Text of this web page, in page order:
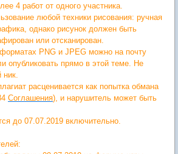
4 работ от одного участника.
любой техники рисования: ручная
однако рисунок должен быть
или отсканирован.
PNG и JPEG можно на почту
опубликовать прямо в этой теме. Не
ник.
расценивается как попытка обмана
Соглашения), и нарушитель может быть
до 07.07.2019 включительно.